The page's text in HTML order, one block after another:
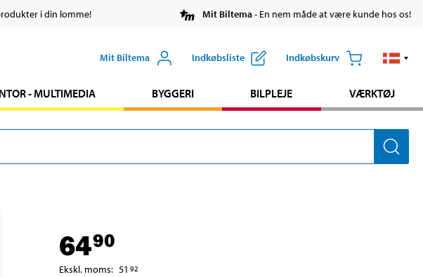
i din lomme! Mit Biltema- En nem måde at være kunde hos os!
Mit Biltema Indkøbsliste Indkøbskurv
- MULTIMEDIA BYGGERI BILPLEJE VÆRKTØJ
6490
Ekskl. moms: 51 92